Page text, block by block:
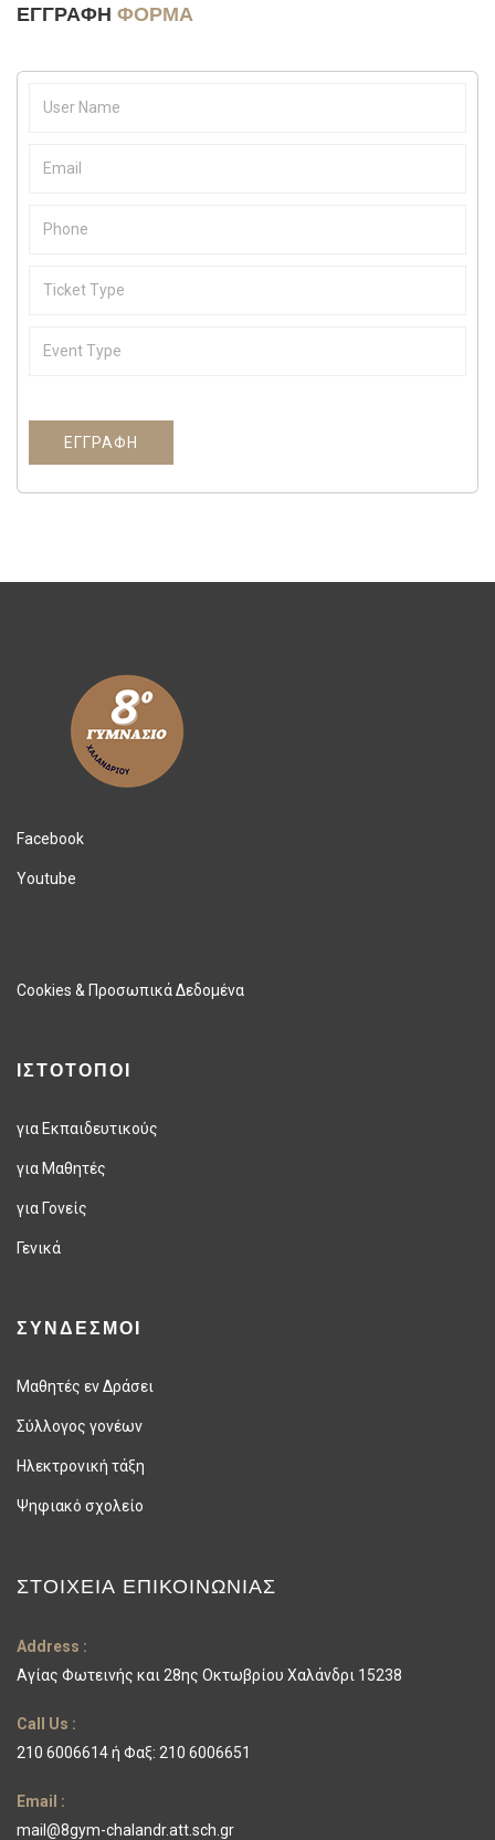
ΕΓΓΡΑΦΉ ΦΌΡΜΑ
ΕΓΓΡΑΦΉ
Facebook
Youtube
Cookies & Προσωπικά Δεδομένα
ΙΣΤΟΤΟΠΟΙ
για Εκπαιδευτικούς
για Μαθητές
για Γονείς
Γενικά
ΣΥΝΔΕΣΜΟΙ
Μαθητές εν Δράσει
Σύλλογος γονέων
Ηλεκτρονική τάξη
Ψηφιακό σχολείο
ΣΤΟΙΧΕΊΑ ΕΠΙΚΟΙΝΩΝΊΑΣ
Address :
Αγίας Φωτεινής και 28ης Οκτωβρίου Χαλάνδρι 15238
Call Us :
210 6006614 ή Φαξ: 210 6006651
Email :
mail@8gym-chalandr.att.sch.gr